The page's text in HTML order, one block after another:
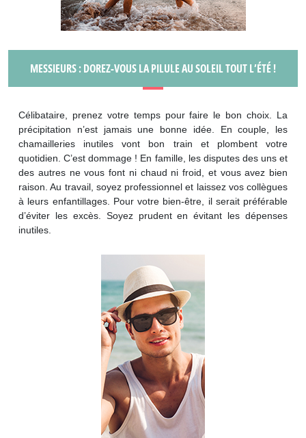
MESSIEURS : DOREZ-VOUS LA PILULE AU SOLEIL TOUT L’ÉTÉ !
Célibataire, prenez votre temps pour faire le bon choix. La
précipitation n’est jamais une bonne idée. En couple, les
chamailleries inutiles vont bon train et plombent votre
quotidien. C’est dommage ! En famille, les disputes des uns et
des autres ne vous font ni chaud ni froid, et vous avez bien
raison. Au travail, soyez professionnel et laissez vos collègues
à leurs enfantillages. Pour votre bien-être, il serait préférable
d’éviter les excès. Soyez prudent en évitant les dépenses
inutiles.